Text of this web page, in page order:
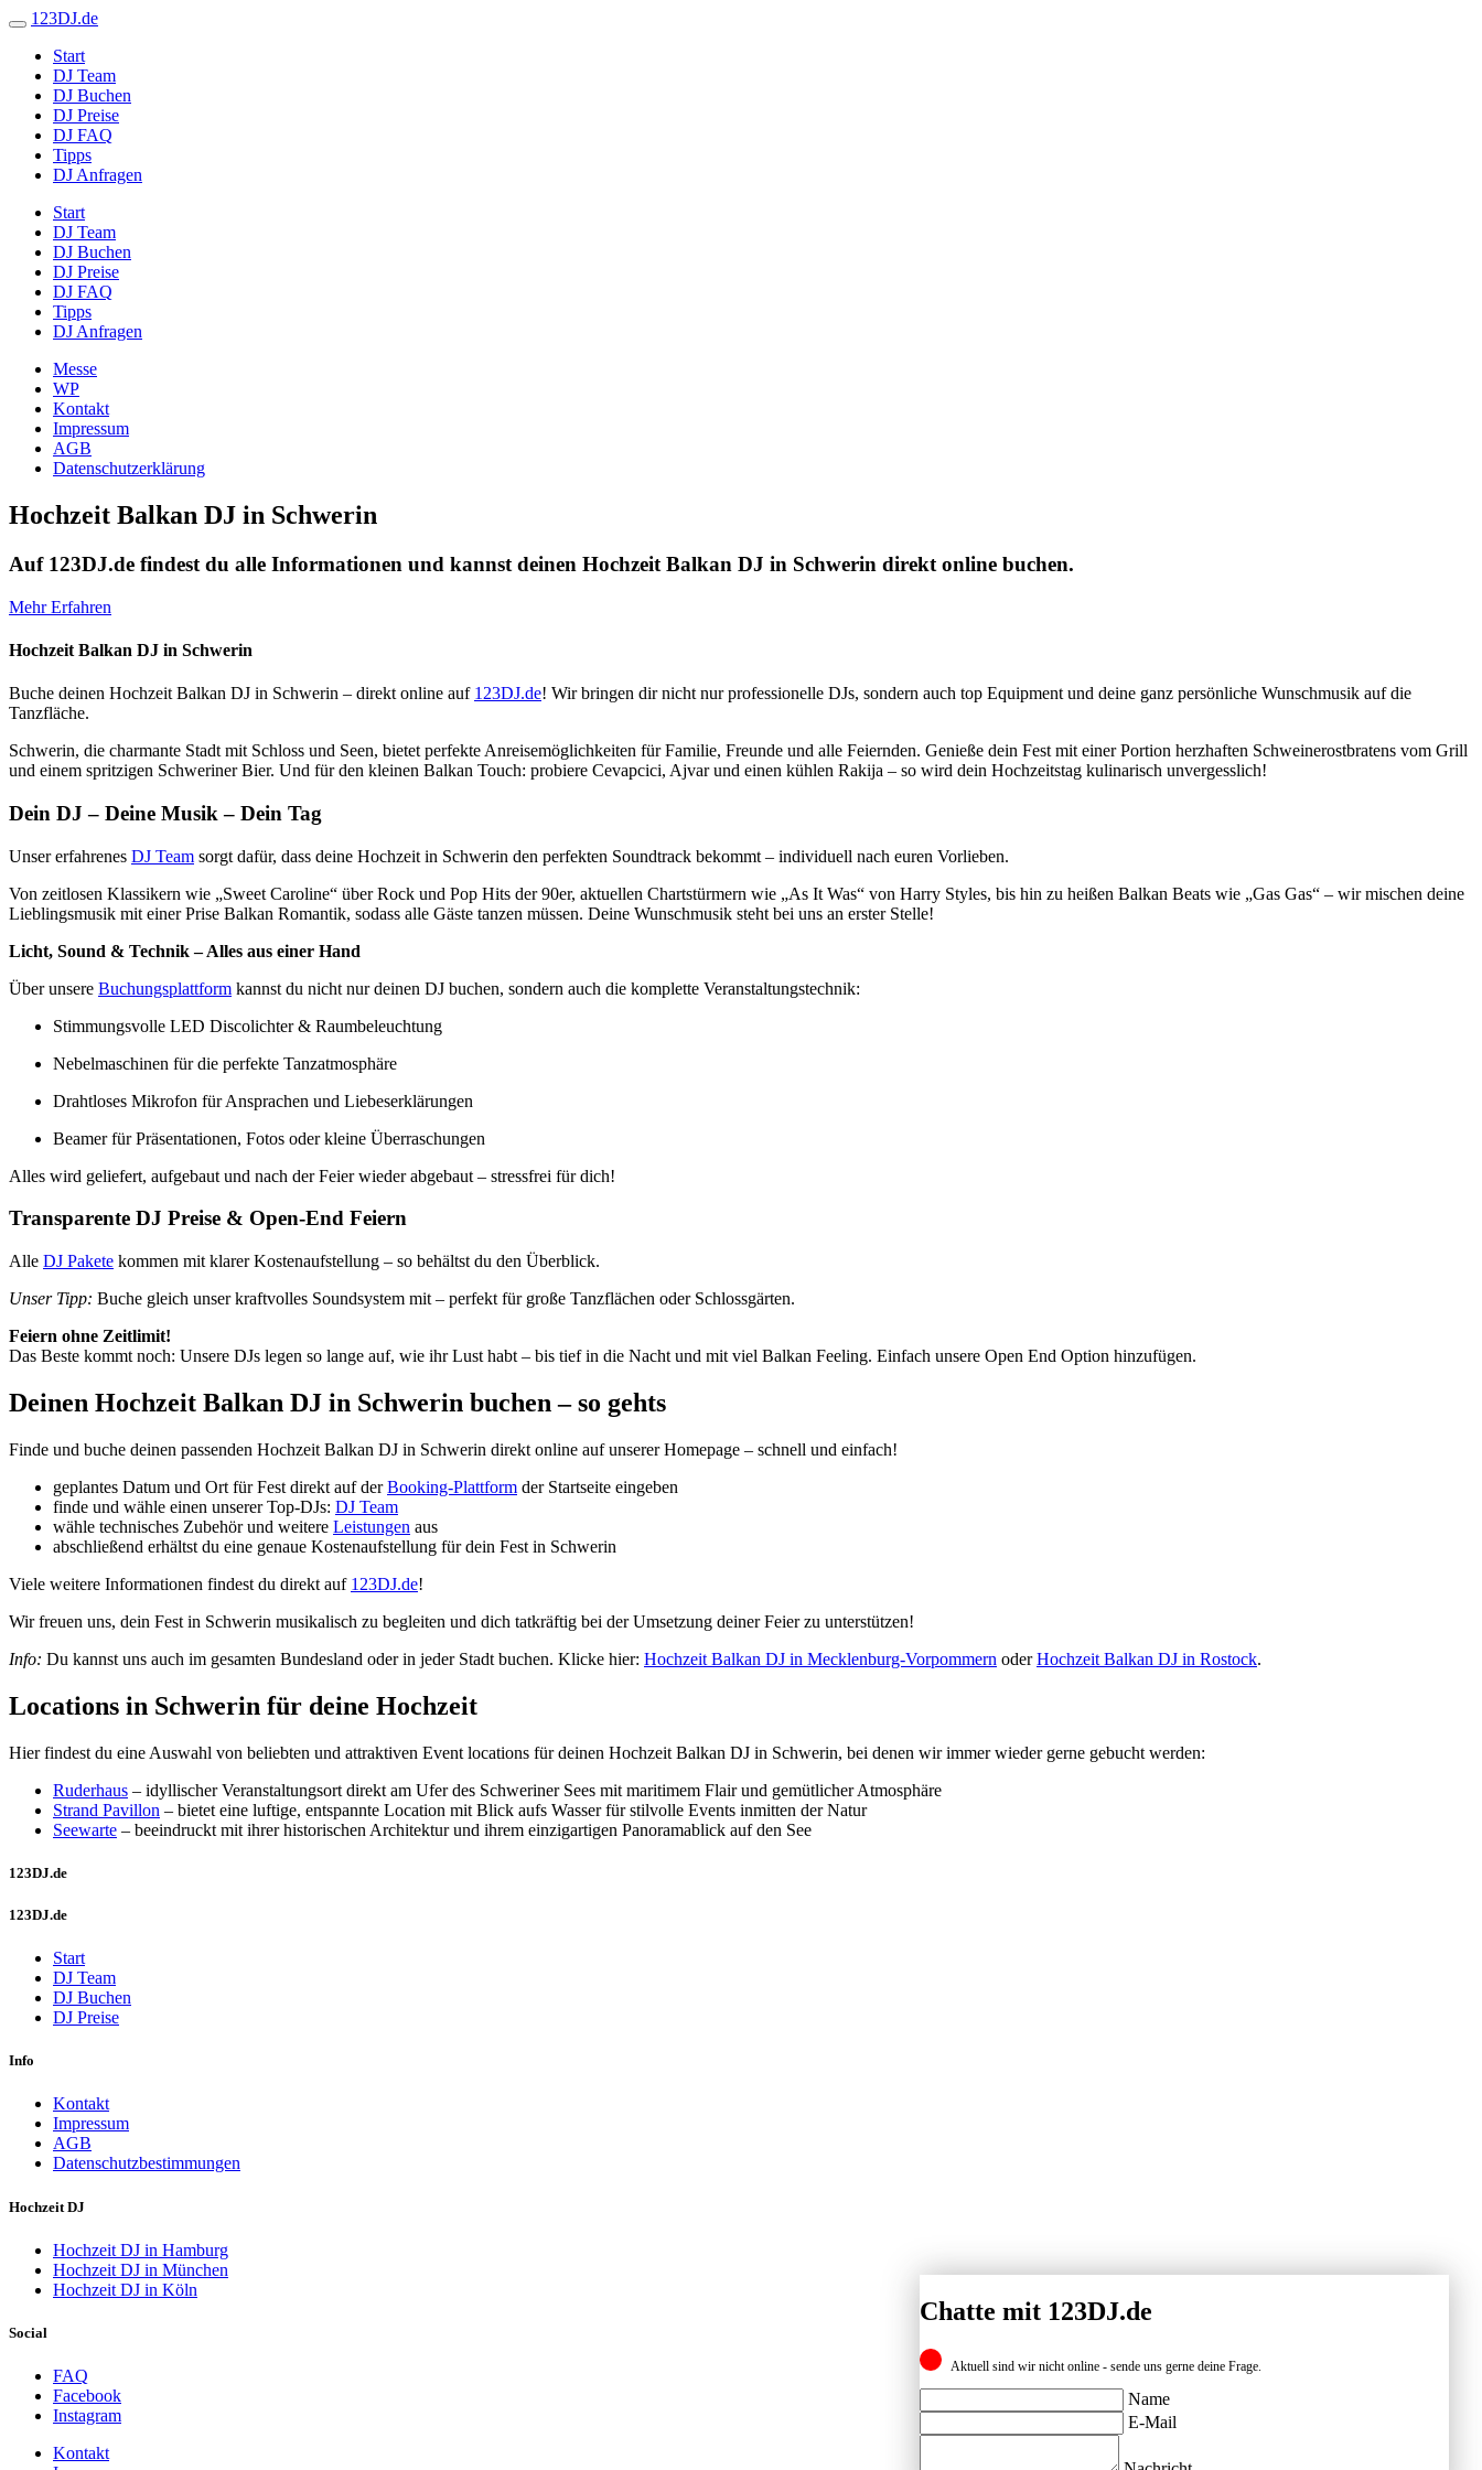
123DJ.de
Start
DJ Team
DJ Buchen
DJ Preise
DJ FAQ
Tipps
DJ Anfragen
Start
DJ Team
DJ Buchen
DJ Preise
DJ FAQ
Tipps
DJ Anfragen
Messe
WP
Kontakt
Impressum
AGB
Datenschutzerklärung
Hochzeit Balkan DJ in Schwerin
Auf 123DJ.de findest du alle Informationen und kannst deinen Hochzeit Balkan DJ in Schwerin direkt online buchen.
Mehr Erfahren
Hochzeit Balkan DJ in Schwerin
Buche deinen Hochzeit Balkan DJ in Schwerin – direkt online auf 123DJ.de! Wir bringen dir nicht nur professionelle DJs, sondern auch top Equipment und deine ganz persönliche Wunschmusik auf die
Tanzfläche.
Schwerin, die charmante Stadt mit Schloss und Seen, bietet perfekte Anreisemöglichkeiten für Familie, Freunde und alle Feiernden. Genieße dein Fest mit einer Portion herzhaften Schweinerostbratens vom Grill
und einem spritzigen Schweriner Bier. Und für den kleinen Balkan Touch: probiere Cevapcici, Ajvar und einen kühlen Rakija – so wird dein Hochzeitstag kulinarisch unvergesslich!
Dein DJ – Deine Musik – Dein Tag
Unser erfahrenes DJ Team sorgt dafür, dass deine Hochzeit in Schwerin den perfekten Soundtrack bekommt – individuell nach euren Vorlieben.
Von zeitlosen Klassikern wie „Sweet Caroline“ über Rock und Pop Hits der 90er, aktuellen Chartstürmern wie „As It Was“ von Harry Styles, bis hin zu heißen Balkan Beats wie „Gas Gas“ – wir mischen deine
Lieblingsmusik mit einer Prise Balkan Romantik, sodass alle Gäste tanzen müssen. Deine Wunschmusik steht bei uns an erster Stelle!
Licht, Sound & Technik – Alles aus einer Hand
Über unsere Buchungsplattform kannst du nicht nur deinen DJ buchen, sondern auch die komplette Veranstaltungstechnik:
Stimmungsvolle LED Discolichter & Raumbeleuchtung
Nebelmaschinen für die perfekte Tanzatmosphäre
Drahtloses Mikrofon für Ansprachen und Liebeserklärungen
Beamer für Präsentationen, Fotos oder kleine Überraschungen
Alles wird geliefert, aufgebaut und nach der Feier wieder abgebaut – stressfrei für dich!
Transparente DJ Preise & Open-End Feiern
Alle DJ Pakete kommen mit klarer Kostenaufstellung – so behältst du den Überblick.
Unser Tipp: Buche gleich unser kraftvolles Soundsystem mit – perfekt für große Tanzflächen oder Schlossgärten.
Feiern ohne Zeitlimit!
Das Beste kommt noch: Unsere DJs legen so lange auf, wie ihr Lust habt – bis tief in die Nacht und mit viel Balkan Feeling. Einfach unsere Open End Option hinzufügen.
Deinen Hochzeit Balkan DJ in Schwerin buchen – so gehts
Finde und buche deinen passenden Hochzeit Balkan DJ in Schwerin direkt online auf unserer Homepage – schnell und einfach!
geplantes Datum und Ort für Fest direkt auf derBooking-Plattform der Startseite eingeben
finde und wähle einen unserer Top-DJs: DJ Team
wähle technisches Zubehör und weitere Leistungen aus
abschließend erhältst du eine genaue Kostenaufstellung für dein Fest in Schwerin
Viele weitere Informationen findest du direkt auf 123DJ.de!
Wir freuen uns, dein Fest in Schwerin musikalisch zu begleiten und dich tatkräftig bei der Umsetzung deiner Feier zu unterstützen!
Info: Du kannst uns auch im gesamten Bundesland oder in jeder Stadt buchen. Klicke hier: Hochzeit Balkan DJ in Mecklenburg-Vorpommern oderHochzeit Balkan DJ in Rostock.
Locations in Schwerin für deine Hochzeit
Hier findest du eine Auswahl von beliebten und attraktiven Event locations für deinen Hochzeit Balkan DJ in Schwerin, bei denen wir immer wieder gerne gebucht werden:
Ruderhaus – idyllischer Veranstaltungsort direkt am Ufer des Schweriner Sees mit maritimem Flair und gemütlicher Atmosphäre
Strand Pavillon – bietet eine luftige, entspannte Location mit Blick aufs Wasser für stilvolle Events inmitten der Natur
Seewarte – beeindruckt mit ihrer historischen Architektur und ihrem einzigartigen Panoramablick auf den See
123DJ.de
123DJ.de
Start
DJ Team
DJ Buchen
DJ Preise
Info
Kontakt
Impressum
AGB
Datenschutzbestimmungen
Hochzeit DJ
Hochzeit DJ in Hamburg
Hochzeit DJ in München
Hochzeit DJ in Köln
Social
FAQ
Facebook
Instagram
Kontakt
Chatte mit 123DJ.de
Aktuell sind wir nicht online - sende uns gerne deine Frage.
Name
E-Mail